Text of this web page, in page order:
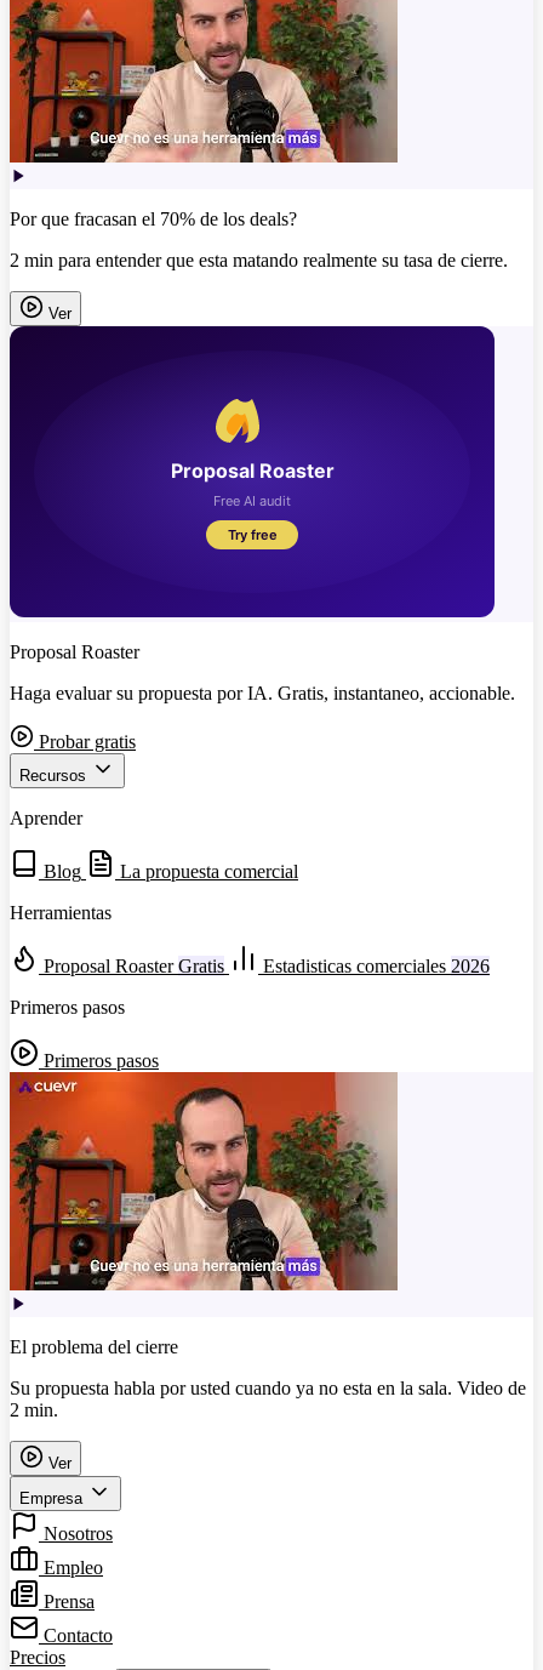
Por que fracasan el 70% de los deals?
2 min para entender que esta matando realmente su tasa de cierre.
Ver
Proposal Roaster
Haga evaluar su propuesta por IA. Gratis, instantaneo, accionable.
Probar gratis
Recursos
Aprender
Blog
La propuesta comercial
Herramientas
Proposal Roaster Gratis Estadisticas comerciales 2026
Primeros pasos
Primeros pasos
El problema del cierre
Su propuesta habla por usted cuando ya no esta en la sala. Video de
2 min.
Ver
Empresa
Nosotros
Empleo
Prensa
Contacto
Precios